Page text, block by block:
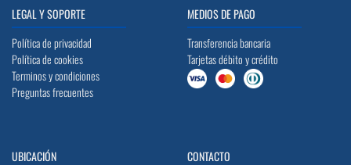
LEGAL Y SOPORTE
Política de privacidad
Política de cookies
Terminos y condiciones
Preguntas frecuentes
MEDIOS DE PAGO
Transferencia bancaria
Tarjetas débito y crédito
UBICACIÓN
CONTACTO